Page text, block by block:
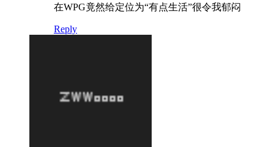
在WPG竟然给定位为“有点生活”很令我郁闷
Reply